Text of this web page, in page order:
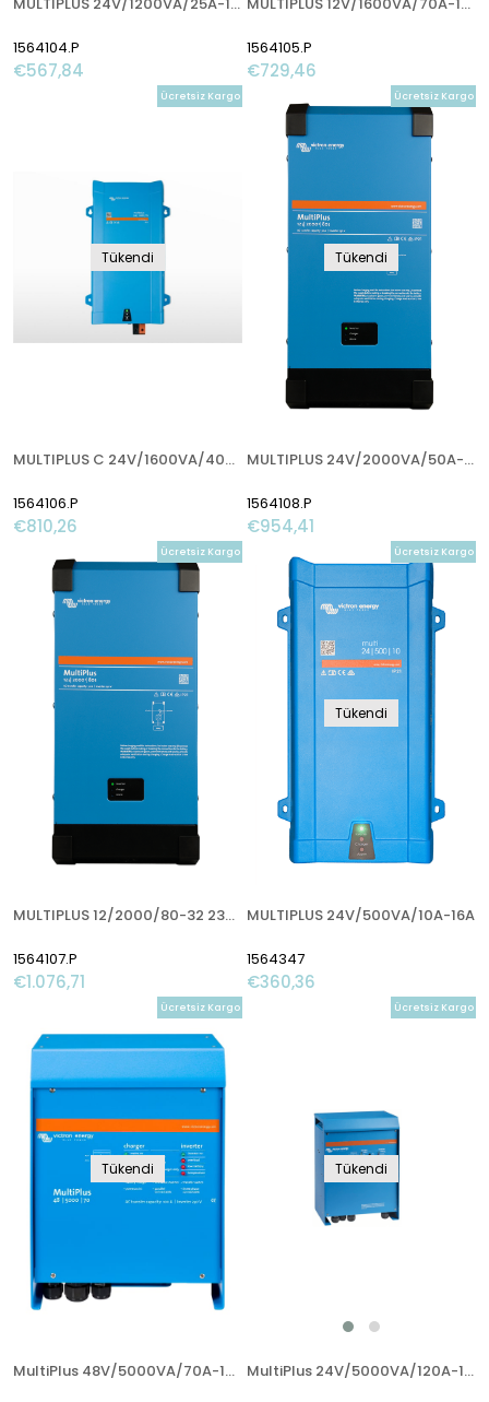
1564104.P
€567,84
1564105.P
€729,46
Tükendi
MULTIPLUS C 24V/1600VA/40A-16A
1564106.P
€810,26
Ücretsiz Kargo
Tükendi
MULTIPLUS 24V/2000VA/50A-32A
1564108.P
€954,41
Ücretsiz Kargo
MULTIPLUS 12/2000/80-32 230V VE.Bus
1564107.P
€1.076,71
Ücretsiz Kargo
Tükendi
MULTIPLUS 24V/500VA/10A-16A
1564347
€360,36
Ücretsiz Kargo
Tükendi
MultiPlus 48V/5000VA/70A-100A İnverter/Charger
Ücretsiz Kargo
Tükendi
MultiPlus 24V/5000VA/120A-100A İnverter/Charger
Ücretsiz Kargo